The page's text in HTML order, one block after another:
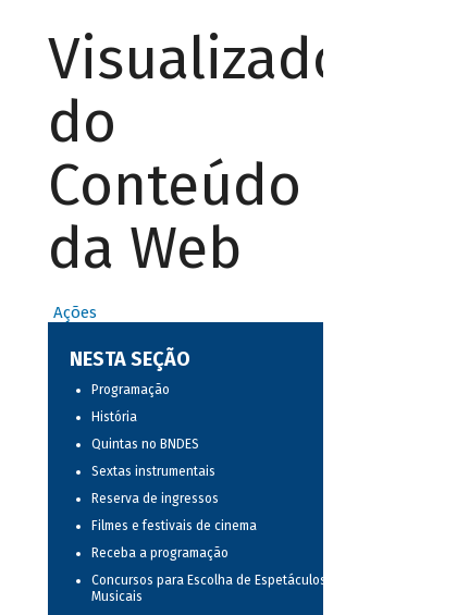
Visualizador
do
Conteúdo
da Web
Ações
NESTA SEÇÃO
Programação
História
Quintas no BNDES
Sextas instrumentais
Reserva de ingressos
Filmes e festivais de cinema
Receba a programação
Concursos para Escolha de Espetáculos
Musicais